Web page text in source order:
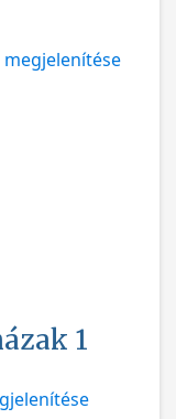
megjelenítése
1